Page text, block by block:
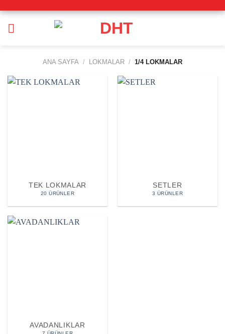
ANA SAYFA / LOKMALAR / 1/4 LOKMALAR
TEK LOKMALAR
20 ÜRÜNLER
SETLER
3 ÜRÜNLER
AVADANLIKLAR